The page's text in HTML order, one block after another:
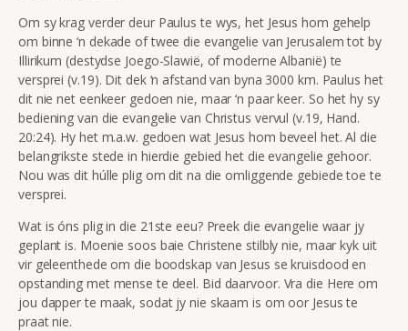
Om sy krag verder deur Paulus te wys, het Jesus hom gehelp
om binne ‘n dekade of twee die evangelie van Jerusalem tot by
Illirikum (destydse Joego-Slawië, of moderne Albanië) te
versprei (v.19). Dit dek ‘n afstand van byna 3000 km. Paulus het
dit nie net eenkeer gedoen nie, maar ‘n paar keer. So het hy sy
bediening van die evangelie van Christus vervul (v.19, Hand.
20:24). Hy het m.a.w. gedoen wat Jesus hom beveel het. Al die
belangrikste stede in hierdie gebied het die evangelie gehoor.
Nou was dit húlle plig om dit na die omliggende gebiede toe te
versprei.
Wat is óns plig in die 21ste eeu? Preek die evangelie waar jy
geplant is. Moenie soos baie Christene stilbly nie, maar kyk uit
vir geleenthede om die boodskap van Jesus se kruisdood en
opstanding met mense te deel. Bid daarvoor. Vra die Here om
jou dapper te maak, sodat jy nie skaam is om oor Jesus te
praat nie.